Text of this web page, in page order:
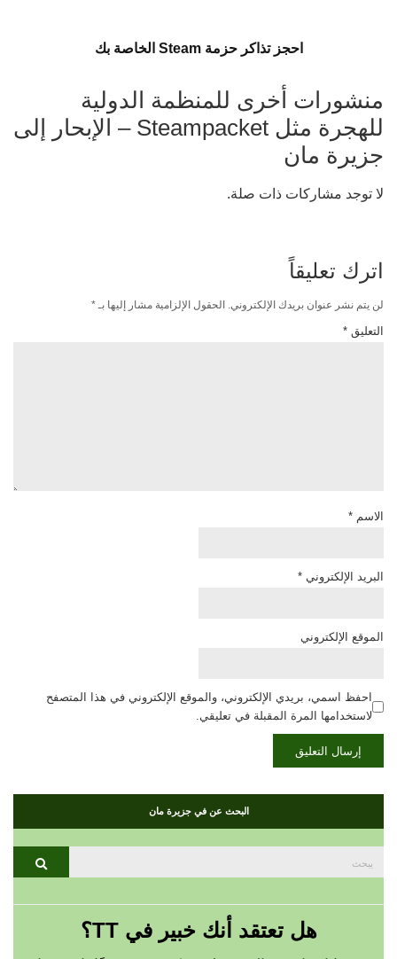
احجز تذاكر حزمة Steam الخاصة بك
منشورات أخرى للمنظمة الدولية
للهجرة مثل Steampacket – الإبحار إلى
جزيرة مان
لا توجد مشاركات ذات صلة.
اترك تعليقاً
لن يتم نشر عنوان بريدك الإلكتروني. الحقول الإلزامية مشار إليها بـ *
التعليق *
الاسم *
البريد الإلكتروني *
الموقع الإلكتروني
احفظ اسمي، بريدي الإلكتروني، والموقع الإلكتروني في هذا المتصفح
لاستخدامها المرة المقبلة في تعليقي.
البحث عن في جزيرة مان
يبحث
هل تعتقد أنك خبير في TT؟